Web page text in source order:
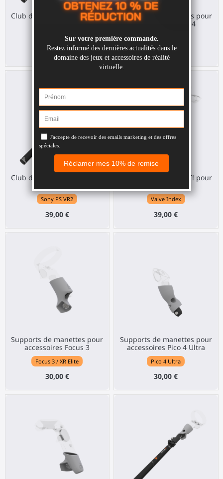
Club de golf SWINGiT! pour
Pico 4
39,00 €
Supports de manettes pour
accessoires Pico 4
30,00 €
Club de golf SWINGiT! pour
Sony PS VR2
39,00 €
Club de golf SWINGiT! pour
Valve Index
39,00 €
Supports de manettes pour
accessoires Focus 3
Focus 3 / XR Elite
30,00 €
Supports de manettes pour
accessoires Pico 4 Ultra
Pico 4 Ultra
30,00 €